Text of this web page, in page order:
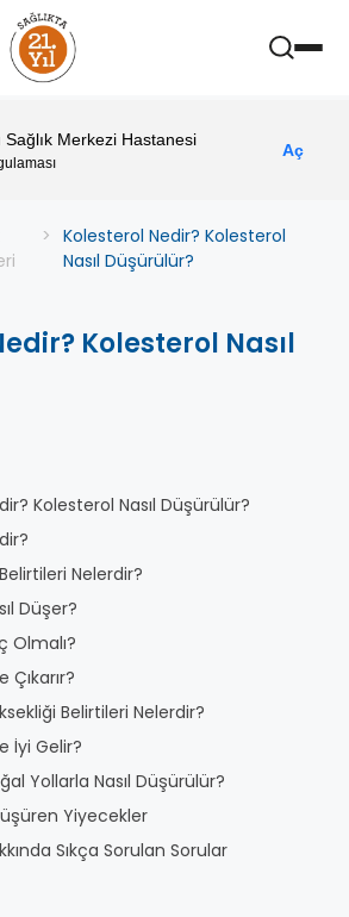
Sağlık Merkezi Hastanesi
Aç
Kolesterol Nedir? Kolesterol
Nasıl Düşürülür?
Kolesterol Nasıl
Kolesterol Nasıl Düşürülür?
Nelerdir?
Düşer?
Olmalı?
Çıkarır?
Belirtileri Nelerdir?
İyi Gelir?
Yollarla Nasıl Düşürülür?
Yiyecekler
Sıkça Sorulan Sorular